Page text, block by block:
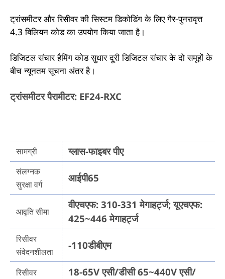
ट्रांसमीटर और रिसीवर की सिस्टम डिकोडिंग के लिए गैर-पुनरावृत्त
4.3 बिलियन कोड का उपयोग किया जाता है।
डिजिटल संचार हैमिंग कोड सुधार दूरी डिजिटल संचार के दो समूहों के
बीच न्यूनतम सूचना अंतर है।
ट्रांसमीटर पैरामीटर: EF24-RXC
सामग्री ग्लास-फाइबर पीए
संलग्नक
सुरक्षा वर्ग
आईपी65
आवृति सीमा
वीएचएफ: 310-331 मेगाहर्ट्ज; यूएचएफ:
425~446 मेगाहर्ट्ज
रिसीवर
संवेदनशीलता
-110डीबीएम
रिसीवर 18-65V एसी/डीसी 65~440V एसी/